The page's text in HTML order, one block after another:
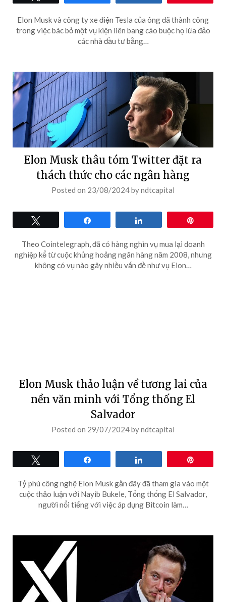
Elon Musk và công ty xe điện Tesla của ông đã thành công
trong việc bác bỏ một vụ kiện liên bang cáo buộc họ lừa đảo
các nhà đầu tư bằng…
Elon Musk thâu tóm Twitter đặt ra
thách thức cho các ngân hàng
Posted on 23/08/2024byndtcapital
Theo Cointelegraph, đã có hàng nghìn vụ mua lại doanh
nghiệp kể từ cuộc khủng hoảng ngân hàng năm 2008, nhưng
không có vụ nào gây nhiều vấn đề như vụ Elon…
Elon Musk thảo luận về tương lai của
nền văn minh với Tổng thống El
Salvador
Posted on 29/07/2024byndtcapital
Tỷ phú công nghệ Elon Musk gần đây đã tham gia vào một
cuộc thảo luận với Nayib Bukele, Tổng thống El Salvador,
người nổi tiếng với việc áp dụng Bitcoin làm…